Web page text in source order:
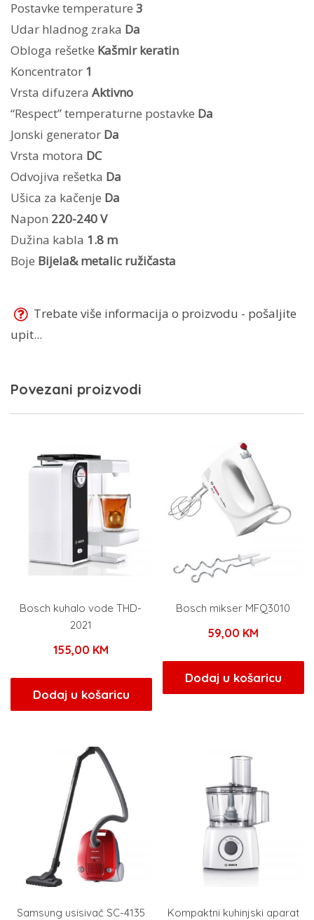
Postavke temperature 3
Udar hladnog zraka Da
Obloga rešetke Kašmir keratin
Koncentrator 1
Vrsta difuzera Aktivno
“Respect” temperaturne postavke Da
Jonski generator Da
Vrsta motora DC
Odvojiva rešetka Da
Ušica za kačenje Da
Napon 220-240 V
Dužina kabla 1.8 m
Boje Bijela& metalic ružičasta
Trebate više informacija o proizvodu - pošaljite
upit...
Povezani proizvodi
Bosch kuhalo vode THD-
2021
155,00 KM
Dodaj u košaricu
Bosch mikser MFQ3010
59,00 KM
Dodaj u košaricu
Samsung usisivač SC-4135
Kompaktni kuhinjski aparat